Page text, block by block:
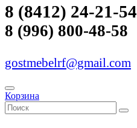
8 (8412) 24-21-54
8 (996) 800-48-58
gostmebelrf@gmail.com
Корзина